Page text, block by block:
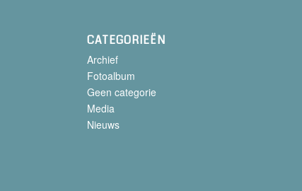
CATEGORIEËN
Archief
Fotoalbum
Geen categorie
Media
Nieuws